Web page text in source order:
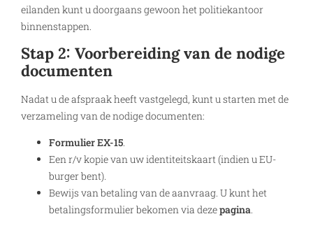
eilanden kunt u doorgaans gewoon het politiekantoor
binnenstappen.
Stap 2: Voorbereiding van de nodige
documenten
Nadat u de afspraak heeft vastgelegd, kunt u starten met de
verzameling van de nodige documenten:
Formulier EX-15.
Een r/v kopie van uw identiteitskaart (indien u EU-
burger bent).
Bewijs van betaling van de aanvraag. U kunt het
betalingsformulier bekomen via dezepagina.